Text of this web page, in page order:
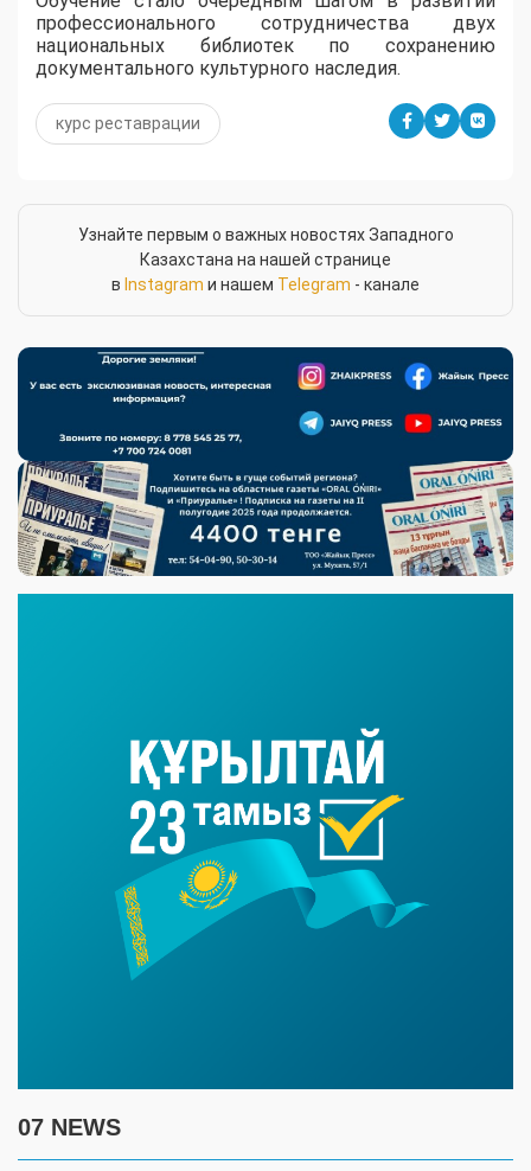
профессионального сотрудничества двух
национальных библиотек по сохранению
документального культурного наследия.
курс реставрации
Узнайте первым о важных новостях Западного
Казахстана на нашей странице
в Instagram и нашем Telegram - канале
07 NEWS